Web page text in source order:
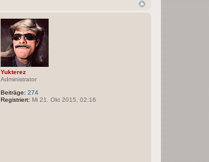
Yukterez
Administrator
Beiträge: 274
Registriert: Mi 21. Okt 2015, 02:16